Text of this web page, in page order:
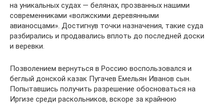
на уникальных судах — белянах, прозванных нашими
современниками «волжскими деревянными
авианосцами». Достигнув точки назначения, такие суда
разбирались и продавались вплоть до последней доски
и веревки.
Позволением вернуться в Россию воспользовался и
беглый донской казак Пугачев Емельян Иванов сын.
Попытавшись получить разрешение обосноваться на
Иргизе среди раскольников, вскоре за крайнюю